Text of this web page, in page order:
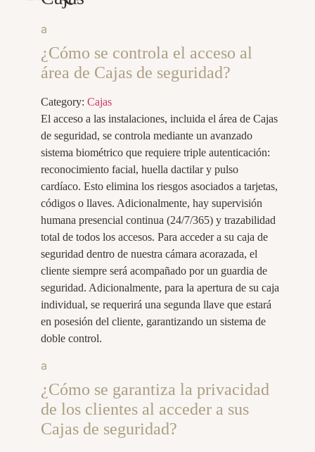
a
¿Cómo se controla el acceso al
área de Cajas de seguridad?
Category: Cajas
El acceso a las instalaciones, incluida el área de Cajas
de seguridad, se controla mediante un avanzado
sistema biométrico que requiere triple autenticación:
reconocimiento facial, huella dactilar y pulso
cardíaco. Esto elimina los riesgos asociados a tarjetas,
códigos o llaves. Adicionalmente, hay supervisión
humana presencial continua (24/7/365) y trazabilidad
total de todos los accesos. Para acceder a su caja de
seguridad dentro de nuestra cámara acorazada, el
cliente siempre será acompañado por un guardia de
seguridad. Adicionalmente, para la apertura de su caja
individual, se requerirá una segunda llave que estará
en posesión del cliente, garantizando un sistema de
doble control.
a
¿Cómo se garantiza la privacidad
de los clientes al acceder a sus
Cajas de seguridad?